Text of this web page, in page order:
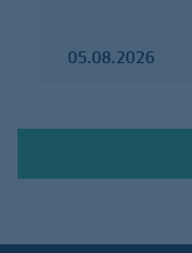
05.08.2026